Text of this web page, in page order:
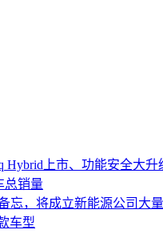
上市、功能安全大升
总销量
忘，将成立新能源公司大
车型